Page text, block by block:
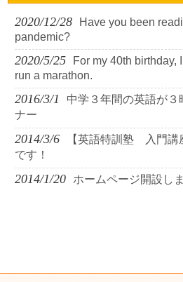
2020/12/28
Have you been
pandemic?
2020/5/25
For my 40th birthday,
run a marathon.
2016/3/1
中学３年間の英語が３
ナー
2014/3/6
【英語特訓塾 入門講
です！
2014/1/20 ホームページ開設し